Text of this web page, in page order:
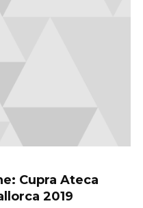
Cupra Ateca
2019